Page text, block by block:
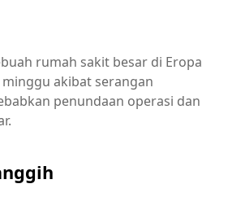
rumah sakit besar di Eropa
akibat serangan
penundaan operasi dan